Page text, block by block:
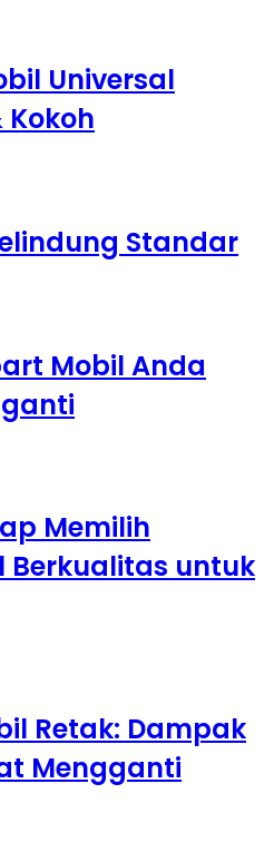
Universal
Kokoh
Standar
Mobil Anda
Memilih
Berkualitas untuk
Retak: Dampak
Mengganti